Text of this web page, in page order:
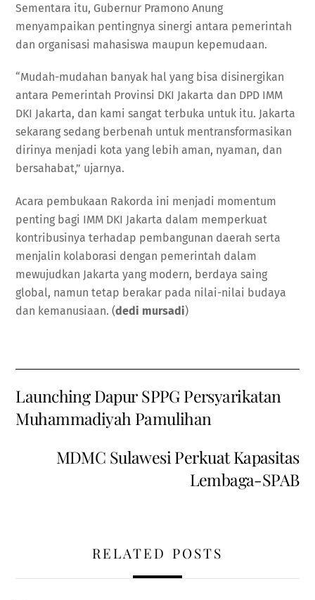
Sementara itu, Gubernur Pramono Anung
menyampaikan pentingnya sinergi antara pemerintah
dan organisasi mahasiswa maupun kepemudaan.
“Mudah-mudahan banyak hal yang bisa disinergikan
antara Pemerintah Provinsi DKI Jakarta dan DPD IMM
DKI Jakarta, dan kami sangat terbuka untuk itu. Jakarta
sekarang sedang berbenah untuk mentransformasikan
dirinya menjadi kota yang lebih aman, nyaman, dan
bersahabat,” ujarnya.
Acara pembukaan Rakorda ini menjadi momentum
penting bagi IMM DKI Jakarta dalam memperkuat
kontribusinya terhadap pembangunan daerah serta
menjalin kolaborasi dengan pemerintah dalam
mewujudkan Jakarta yang modern, berdaya saing
global, namun tetap berakar pada nilai-nilai budaya
dan kemanusiaan. (dedi mursadi)
Launching Dapur SPPG Persyarikatan
Muhammadiyah Pamulihan
MDMC Sulawesi Perkuat Kapasitas
Lembaga-SPAB
RELATED POSTS